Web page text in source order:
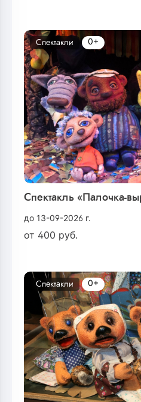
Спектакль «Палочка-
до 13-09-2026 г.
от 400 руб.
Спектакли 0+
Спектакли 0+